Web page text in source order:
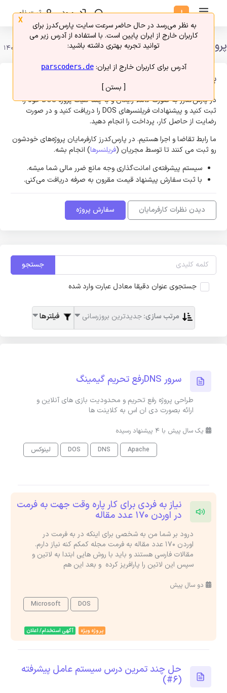
ورود ثبت نام
پروژه های فریلنسری DOS
برای پروژه خودتون فریلنسر استخدام کنید
در پارس‌کدرز به صورت کاملا رایگان و با چند کلیک پروژه DOS خود را
ثبت کنید و پیشنهادات فریلنسر‌های DOS را دریافت کنید و در صورت
رضایت از حاصل کار، پرداخت را انجام دهید.
ما رابط تقاضا و اجرا هستیم. در پارس‌کدرز کارفرمایان پروژه‌های خودشون
رو ثبت می کنند تا توسط مجریان (فریلنسرها) انجام بشه.
سیستم پیشرفته‌ی امانت‌گذاری وجه مانع ضرر مالی شما میشه.
با ثبت سفارش پیشنهاد قیمت مقرون به صرفه دریافت می‌کنی.
دیدن نظرات کارفرمایان سفارش پروژه
جستجو
جستجوی عنوان دقیقا معادل عبارت وارد شده
مرتب سازی:جدیدترین بروزرسانی فیلترها
سرور DNSرفع تحریم گیمینگ
طراحی پروژه رفع تحریم و محدودیت بازی های آنلاین و
ارائه بصورت دی ان اس به کلاینت ها
یک سال پیش با 4 پیشنهاد رسیده
Apache
DNS
DOS لینوکس
نیاز به فردی برای کار پاره وقت جهت به فرمت
در اوردن 170 عدد مقاله
درود بر شما من به شخصی برای اینکه در به فرمت در
اوردن 170 عدد مقاله به فرمت مجله کمکم کنه نیاز دارم.
مقالات فارسی هستند و باید با روش هایی ابتدا به لاتین و
سپس این لاتین را پارافریز کرده و بعد این هم
دو سال پیش
DOS
Microsoft
پروژه ویژه آگهی استخدام/ اعلان
حل چند تمرین درس سیستم عامل پیشرفته
(6#)
X
به نظر می‌رسد در حال حاضر سرعت سایت پارس‌کدرز برای
کاربران خارج از ایران پایین است. با استفاده از آدرس زیر می
توانید تجربه بهتری داشته باشید:
آدرس برای کاربران خارج از ایران:parscoders.de
[ بستن ]